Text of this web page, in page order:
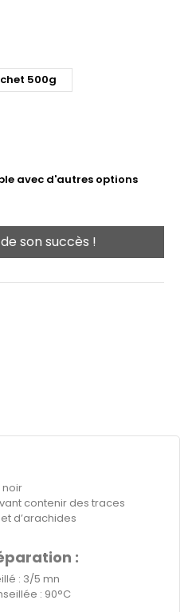
500g
avec d'autres options
son succès !
noir
contenir des traces
d’arachides
:
: 3/5 mn
: 90°C